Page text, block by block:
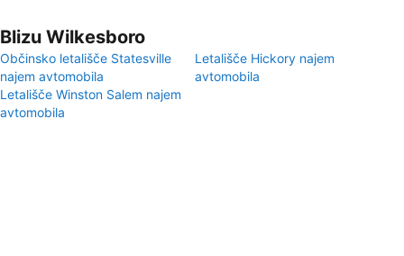
Blizu Wilkesboro
Občinsko letališče Statesville
najem avtomobila
Letališče Hickory najem
avtomobila
Letališče Winston Salem najem
avtomobila